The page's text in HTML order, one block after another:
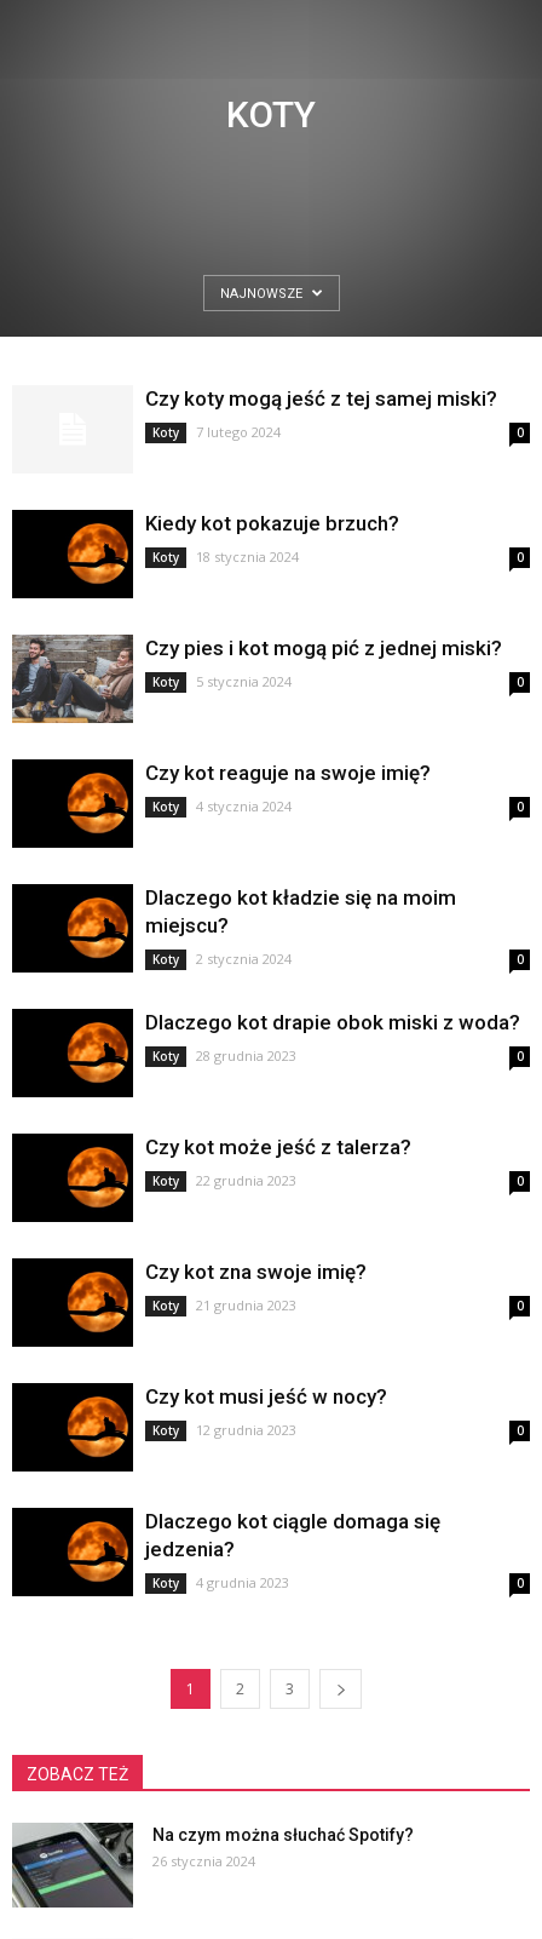
KOTY
NAJNOWSZE
Czy koty mogą jeść z tej samej miski?
Koty 7 lutego 2024 0
Kiedy kot pokazuje brzuch?
Koty 18 stycznia 2024 0
Czy pies i kot mogą pić z jednej miski?
Koty 5 stycznia 2024 0
Czy kot reaguje na swoje imię?
Koty 4 stycznia 2024 0
Dlaczego kot kładzie się na moim
miejscu?
Koty 2 stycznia 2024 0
Dlaczego kot drapie obok miski z woda?
Koty 28 grudnia 2023 0
Czy kot może jeść z talerza?
Koty 22 grudnia 2023 0
Czy kot zna swoje imię?
Koty 21 grudnia 2023 0
Czy kot musi jeść w nocy?
Koty 12 grudnia 2023 0
Dlaczego kot ciągle domaga się
jedzenia?
Koty 4 grudnia 2023 0
1 2 3
ZOBACZ TEŻ
Na czym można słuchać Spotify?
26 stycznia 2024